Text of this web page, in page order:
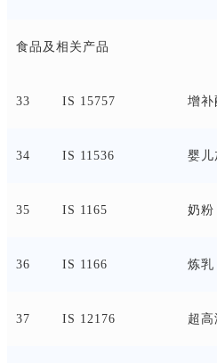
食品及相关产品
33 IS 15757 增补
34 IS 11536 婴儿
35 IS 1165 奶粉
36 IS 1166 炼乳
37 IS 12176 超